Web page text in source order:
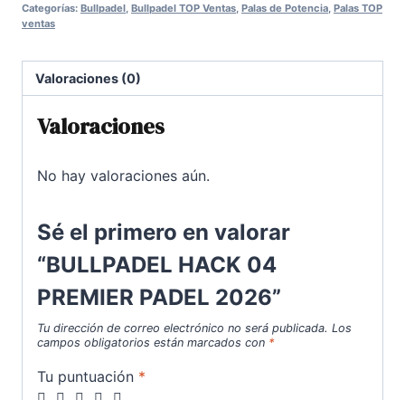
PREMIER
2026
cantidad
Categorías: Bullpadel, Bullpadel TOP Ventas, Palas de Potencia, Palas TOP
ventas
Valoraciones (0)
Valoraciones
No hay valoraciones aún.
Sé el primero en valorar
“BULLPADEL HACK 04
PREMIER PADEL 2026”
Tu dirección de correo electrónico no será publicada. Los
campos obligatorios están marcados con *
Tu puntuación *